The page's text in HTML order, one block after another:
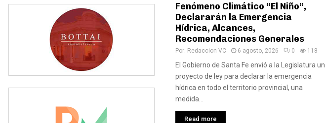
Fenómeno Climático “El Niño”,
Declararán la Emergencia
Hídrica, Alcances,
Recomendaciones Generales
Por: Redaccion VC 6 agosto, 2026 0 118
El Gobierno de Santa Fe envió a la Legislatura un
proyecto de ley para declarar la emergencia
hídrica en todo el territorio provincial, una
medida...
Read more